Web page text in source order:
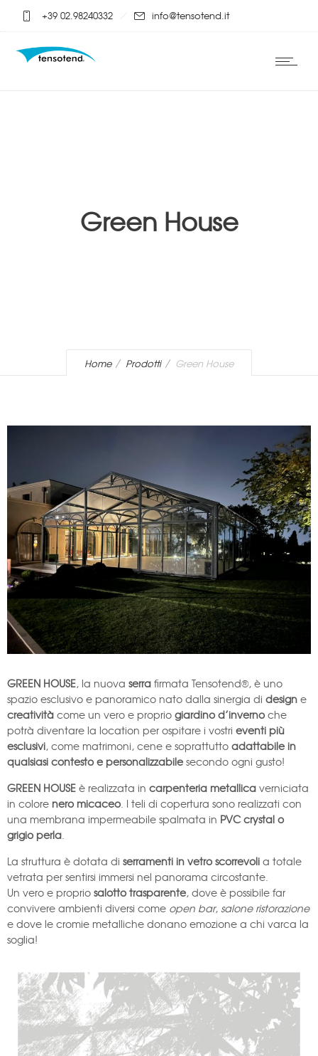
+39 02.98240332 info@tensotend.it
Green House
Home Prodotti Green House
GREEN HOUSE, la nuova serra firmata Tensotend®, è uno
spazio esclusivo e panoramico nato dalla sinergia di design e
creatività come un vero e proprio giardino d’inverno che
potrà diventare la location per ospitare i vostri eventi più
esclusivi, come matrimoni, cene e soprattutto adattabile in
qualsiasi contesto e personalizzabile secondo ogni gusto!
GREEN HOUSE è realizzata in carpenteria metallica verniciata
in colore nero micaceo . I teli di copertura sono realizzati con
una membrana impermeabile spalmata in PVC crystal o
grigio perla
La struttura è dotata di serramenti in vetro scorrevoli a totale
vetrata per sentirsi immersi nel panorama circostante.
Un vero e proprio salotto trasparente, dove è possibile far
convivere ambienti diversi come open bar, salone ristorazione
e dove le cromie metalliche donano emozione a chi varca la
soglia!